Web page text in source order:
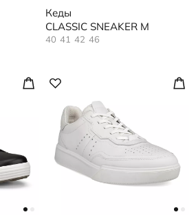
Кеды
CLASSIC SNEAKER M
40 41 42 46